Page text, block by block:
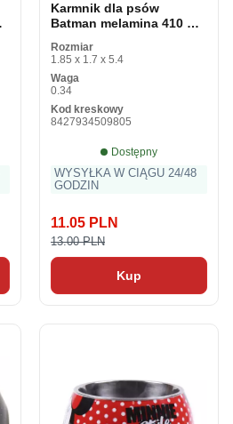
Karmnik dla psów
Batman melamina 410 ml
Rozmiar
1.85 x 1.7 x 5.4
Waga
0.34
Kod kreskowy
8427934509805
Dostępny
WYSYŁKA W CIĄGU 24/48
GODZIN
11.05 PLN
13.00 PLN
Kup